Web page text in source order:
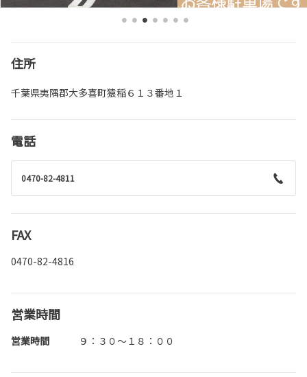
住所
千葉県夷隅郡大多喜町猿稲６１３番地１
電話
0470-82-4811
FAX
0470-82-4816
営業時間
営業時間 ９：３０～１８：００